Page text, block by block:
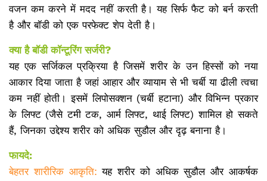
वजन कम करने में मदद नहीं करती है। यह सिर्फ फैट को बर्न करती
है और बॉडी को एक परफेक्ट शेप देती है।
क्या है बॉडी कॉन्टूरिंग सर्जरी?
यह एक सर्जिकल प्रक्रिया है जिसमें शरीर के उन हिस्सों को नया
आकार दिया जाता है जहां आहार और व्यायाम से भी चर्बी या ढीली त्वचा
कम नहीं होती। इसमें लिपोसक्शन (चर्बी हटाना) और विभिन्न प्रकार
के लिफ्ट (जैसे टमी टक, आर्म लिफ्ट, थाई लिफ्ट) शामिल हो सकते
हैं, जिनका उद्देश्य शरीर को अधिक सुडौल और दृढ़ बनाना है।
फायदे:
बेहतर शारीरिक आकृति: यह शरीर को अधिक सुडौल और आकर्षक